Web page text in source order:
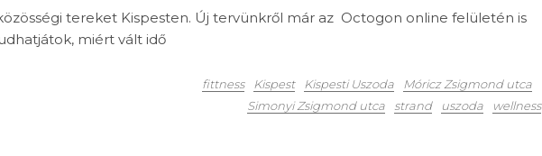
tereket Kispesten. Új tervünkről már az Octogon online felületén is
miért vált idő
fittness Kispest Kispesti Uszoda
Móricz Zsigmond utca
Simonyi Zsigmond utca
strand uszoda wellness